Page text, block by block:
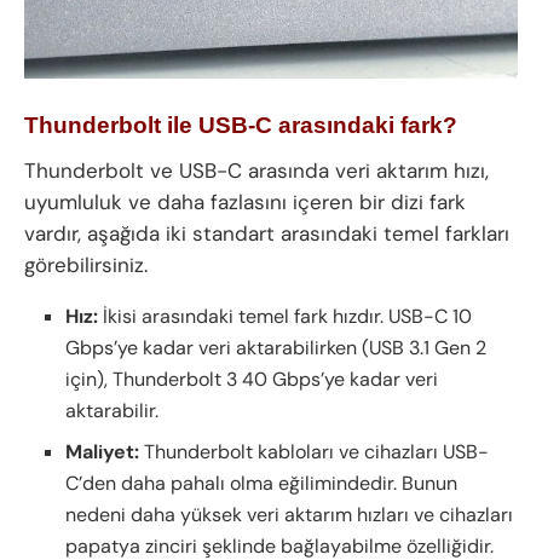
Thunderbolt ile USB-C arasındaki fark?
Thunderbolt ve USB-C arasında veri aktarım hızı,
uyumluluk ve daha fazlasını içeren bir dizi fark
vardır, aşağıda iki standart arasındaki temel farkları
görebilirsiniz.
Hız: İkisi arasındaki temel fark hızdır. USB-C 10
Gbps’ye kadar veri aktarabilirken (USB 3.1 Gen 2
için), Thunderbolt 3 40 Gbps’ye kadar veri
aktarabilir.
Maliyet:Thunderbolt kabloları ve cihazları USB-
C’den daha pahalı olma eğilimindedir. Bunun
nedeni daha yüksek veri aktarım hızları ve cihazları
papatya zinciri şeklinde bağlayabilme özelliğidir.